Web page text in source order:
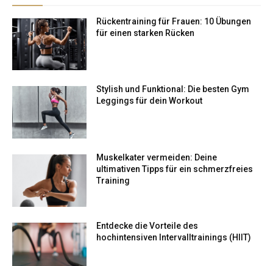
Rückentraining für Frauen: 10 Übungen
für einen starken Rücken
Stylish und Funktional: Die besten Gym
Leggings für dein Workout
Muskelkater vermeiden: Deine
ultimativen Tipps für ein schmerzfreies
Training
Entdecke die Vorteile des
hochintensiven Intervalltrainings (HIIT)